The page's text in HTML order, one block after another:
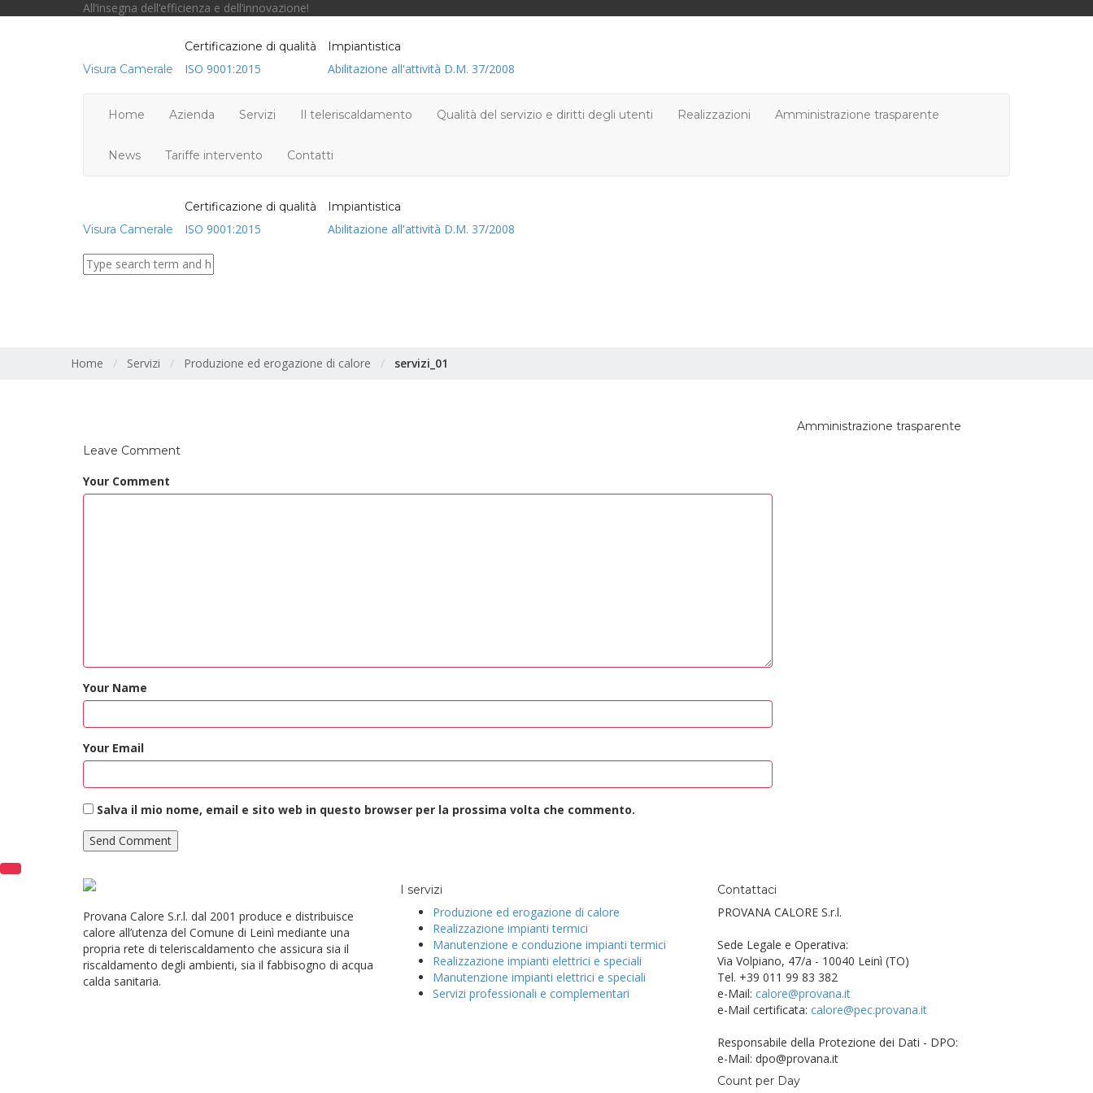
All’insegna dell’efficienza e dell’innovazione!
Visura Camerale
Certificazione di qualità
ISO 9001:2015
Impiantistica
Abilitazione all'attività D.M. 37/2008
Home Azienda Servizi Il teleriscaldamento Qualità del servizio e diritti degli utenti Realizzazioni Amministrazione trasparente
News Tariffe intervento Contatti
Visura Camerale
Certificazione di qualità
ISO 9001:2015
Impiantistica
Abilitazione all'attività D.M. 37/2008
Home / Servizi / Produzione ed erogazione di calore / servizi_01
Leave Comment
Your Comment
Your Name
Your Email
Salva il mio nome, email e sito web in questo browser per la prossima volta che commento.
Amministrazione trasparente
Provana Calore S.r.l. dal 2001 produce e distribuisce
calore all’utenza del Comune di Leinì mediante una
propria rete di teleriscaldamento che assicura sia il
riscaldamento degli ambienti, sia il fabbisogno di acqua
calda sanitaria.
I servizi
Produzione ed erogazione di calore
Realizzazione impianti termici
Manutenzione e conduzione impianti termici
Realizzazione impianti elettrici e speciali
Manutenzione impianti elettrici e speciali
Servizi professionali e complementari
Contattaci
PROVANA CALORE S.r.l.
Sede Legale e Operativa:
Via Volpiano, 47/a - 10040 Leinì (TO)
Tel. +39 011 99 83 382
e-Mail: calore@provana.it
e-Mail certificata: calore@pec.provana.it
Responsabile della Protezione dei Dati - DPO:
e-Mail: dpo@provana.it
Count per Day